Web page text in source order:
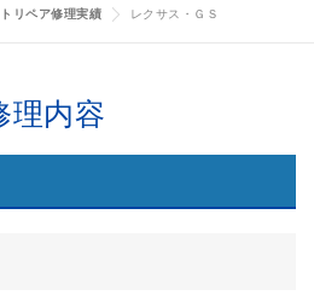
修理実績
リペア修理実績 レクサス・ＧＳ
理内容